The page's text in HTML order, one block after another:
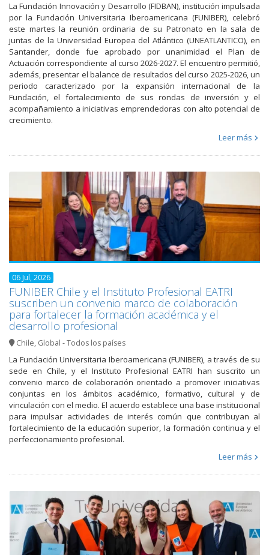
La Fundación Innovación y Desarrollo (FIDBAN), institución impulsada
por la Fundación Universitaria Iberoamericana (FUNIBER), celebró
este martes la reunión ordinaria de su Patronato en la sala de
juntas de la Universidad Europea del Atlántico (UNEATLANTICO), en
Santander, donde fue aprobado por unanimidad el Plan de
Actuación correspondiente al curso 2026-2027. El encuentro permitió,
además, presentar el balance de resultados del curso 2025-2026, un
periodo caracterizado por la expansión internacional de la
Fundación, el fortalecimiento de sus rondas de inversión y el
acompañamiento a iniciativas emprendedoras con alto potencial de
crecimiento.
Leer más
06 Jul, 2026
FUNIBER Chile y el Instituto Profesional EATRI
suscriben un convenio marco de colaboración
para fortalecer la formación académica y el
desarrollo profesional
Chile, Global - Todos los países
La Fundación Universitaria Iberoamericana (FUNIBER), a través de su
sede en Chile, y el Instituto Profesional EATRI han suscrito un
convenio marco de colaboración orientado a promover iniciativas
conjuntas en los ámbitos académico, formativo, cultural y de
vinculación con el medio. El acuerdo establece una base institucional
para impulsar actividades de interés común que contribuyan al
fortalecimiento de la educación superior, la formación continua y el
perfeccionamiento profesional.
Leer más